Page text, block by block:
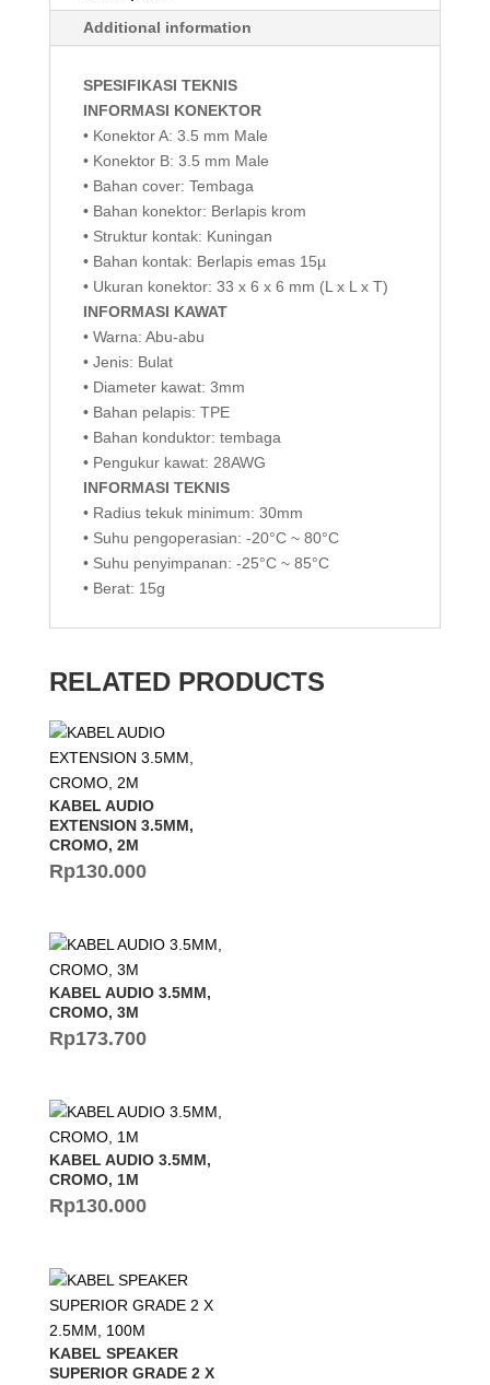
Additional information
SPESIFIKASI TEKNIS
INFORMASI KONEKTOR
• Konektor A: 3.5 mm Male
• Konektor B: 3.5 mm Male
• Bahan cover: Tembaga
• Bahan konektor: Berlapis krom
• Struktur kontak: Kuningan
• Bahan kontak: Berlapis emas 15µ
• Ukuran konektor: 33 x 6 x 6 mm (L x L x T)
INFORMASI KAWAT
• Warna: Abu-abu
• Jenis: Bulat
• Diameter kawat: 3mm
• Bahan pelapis: TPE
• Bahan konduktor: tembaga
• Pengukur kawat: 28AWG
INFORMASI TEKNIS
• Radius tekuk minimum: 30mm
• Suhu pengoperasian: -20°C ~ 80°C
• Suhu penyimpanan: -25°C ~ 85°C
• Berat: 15g
RELATED PRODUCTS
KABEL AUDIO
EXTENSION 3.5MM,
CROMO, 2M
Rp130.000
KABEL AUDIO 3.5MM,
CROMO, 3M
Rp173.700
KABEL AUDIO 3.5MM,
CROMO, 1M
Rp130.000
KABEL SPEAKER
SUPERIOR GRADE 2 X